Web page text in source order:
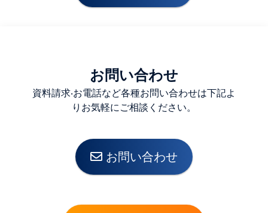
お問い合わせ
資料請求‧お電話など各種お問い合わせは下記よ
りお気軽にご相談ください。
お問い合わせ